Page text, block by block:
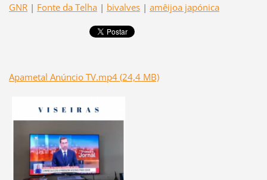
GNR | Fonte da Telha | bivalves | amêijoa japónica
Apametal Anúncio TV.mp4 (24,4 MB)